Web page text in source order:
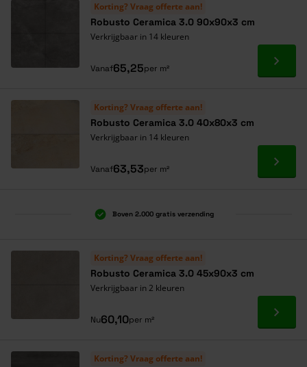
Korting? Vraag offerte aan!
Robusto Ceramica 3.0 90x90x3 cm
Verkrijgbaar in 14 kleuren
Vanaf65,25per m² Ga
Korting? Vraag offerte aan!
Robusto Ceramica 3.0 40x80x3 cm
Verkrijgbaar in 14 kleuren
Vanaf63,53per m² Ga
Boven 2.000 gratis verzending
Korting? Vraag offerte aan!
Robusto Ceramica 3.0 45x90x3 cm
Verkrijgbaar in 2 kleuren
Nu60,10per m² Ga
Korting? Vraag offerte aan!